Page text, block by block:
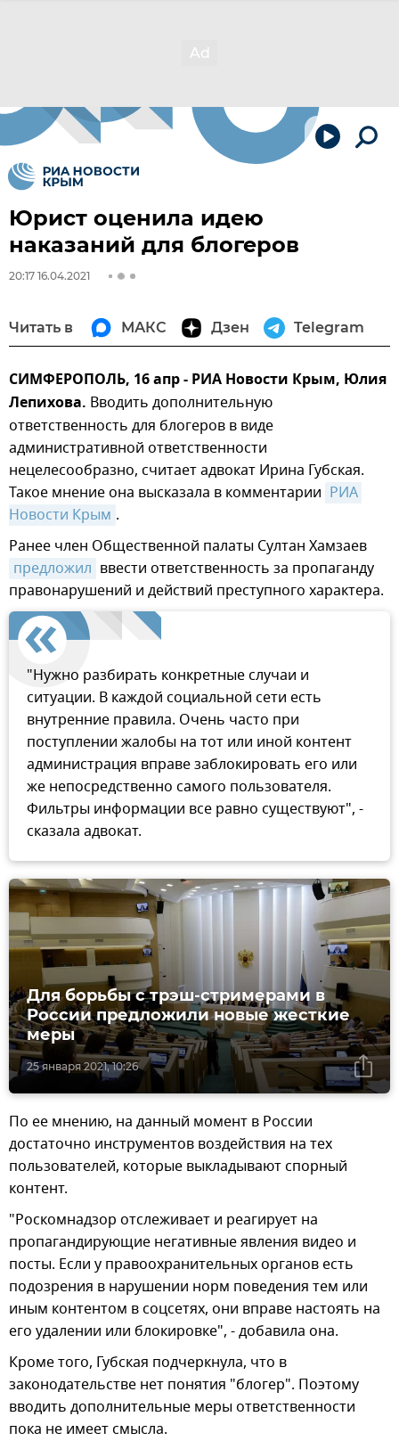
Юрист оценила идею
наказаний для блогеров
20:17 16.04.2021
Читать в МАКС Дзен Telegram
СИМФЕРОПОЛЬ, 16 апр - РИА Новости Крым, Юлия
Лепихова. Вводить дополнительную
ответственность для блогеров в виде
административной ответственности
нецелесообразно, считает адвокат Ирина Губская.
Такое мнение она высказала в комментарии РИА
Новости Крым .
Ранее член Общественной палаты Султан Хамзаев
предложил ввести ответственность за пропаганду
правонарушений и действий преступного характера.
"Нужно разбирать конкретные случаи и
ситуации. В каждой социальной сети есть
внутренние правила. Очень часто при
поступлении жалобы на тот или иной контент
администрация вправе заблокировать его или
же непосредственно самого пользователя.
Фильтры информации все равно существуют", -
сказала адвокат.
25 января 2021, 10:26
Для борьбы с трэш-стримерами в
России предложили новые жесткие
меры
По ее мнению, на данный момент в России
достаточно инструментов воздействия на тех
пользователей, которые выкладывают спорный
контент.
"Роскомнадзор отслеживает и реагирует на
пропагандирующие негативные явления видео и
посты. Если у правоохранительных органов есть
подозрения в нарушении норм поведения тем или
иным контентом в соцсетях, они вправе настоять на
его удалении или блокировке", - добавила она.
Кроме того, Губская подчеркнула, что в
законодательстве нет понятия "блогер". Поэтому
вводить дополнительные меры ответственности
пока не имеет смысла.